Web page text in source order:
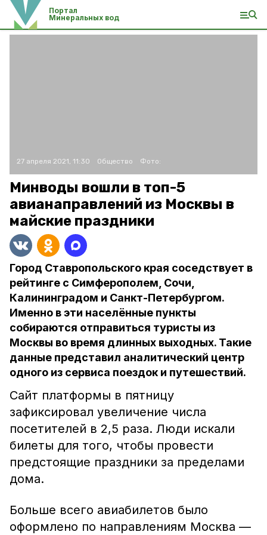
Портал
Минеральных вод
27 апреля 2021, 11:30 Общество Фото:
Минводы вошли в топ-5
авианаправлений из Москвы в
майские праздники
Город Ставропольского края соседствует в
рейтинге с Симферополем, Сочи,
Калининградом и Санкт-Петербургом.
Именно в эти населённые пункты
собираются отправиться туристы из
Москвы во время длинных выходных. Такие
данные представил аналитический центр
одного из сервиса поездок и путешествий.
Сайт платформы в пятницу
зафиксировал увеличение числа
посетителей в 2,5 раза. Люди искали
билеты для того, чтобы провести
предстоящие праздники за пределами
дома.
Больше всего авиабилетов было
оформлено по направлениям Москва —